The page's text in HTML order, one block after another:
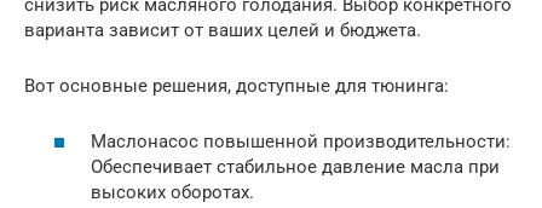
снизить риск масляного голодания. Выбор конкретного
варианта зависит от ваших целей и бюджета.
Вот основные решения, доступные для тюнинга:
Маслонасос повышенной производительности:
Обеспечивает стабильное давление масла при
высоких оборотах.